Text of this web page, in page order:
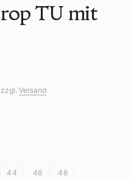
TU mit
Versand
44 46 48